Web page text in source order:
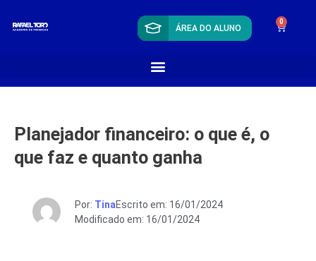
ÁREA DO ALUNO
0
Planejador financeiro: o que é, o
que faz e quanto ganha
Por: TinaEscrito em: 16/01/2024
Modificado em: 16/01/2024